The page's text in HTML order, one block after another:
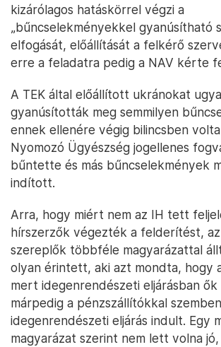
kizárólagos hatáskörrel végzi a
„bűncselekményekkel gyanúsítható
elfogását, előállítását a felkérő
erre a feladatra pedig a NAV kérte
A TEK által előállított ukránokat
gyanúsították meg semmilyen
ennek ellenére végig bilincsben
Nyomozó Ügyészség jogellenes
bűntette és más bűncselekmények
indított.
Arra, hogy miért nem az IH tett
hírszerzők végezték a felderítést,
szereplők többféle magyarázattal
olyan érintett, aki azt mondta, hogy
mert idegenrendészeti eljárásban
márpedig a pénzszállítókkal szemben
idegenrendészeti eljárás indult. Egy
magyarázat szerint nem lett volna